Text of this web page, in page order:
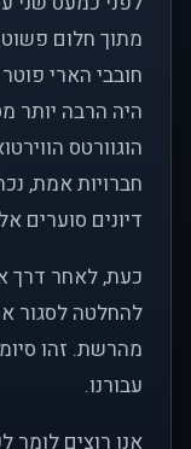
מתוך חלום
חובבי הארי
היה הרבה יותר
הוגוורטס
חברויות אמת,
דיונים סוערים
כעת, לאחר דרך
להחלטה לסגור
מהרשת. זהו
עבורנו.
אנו רוצים לומר